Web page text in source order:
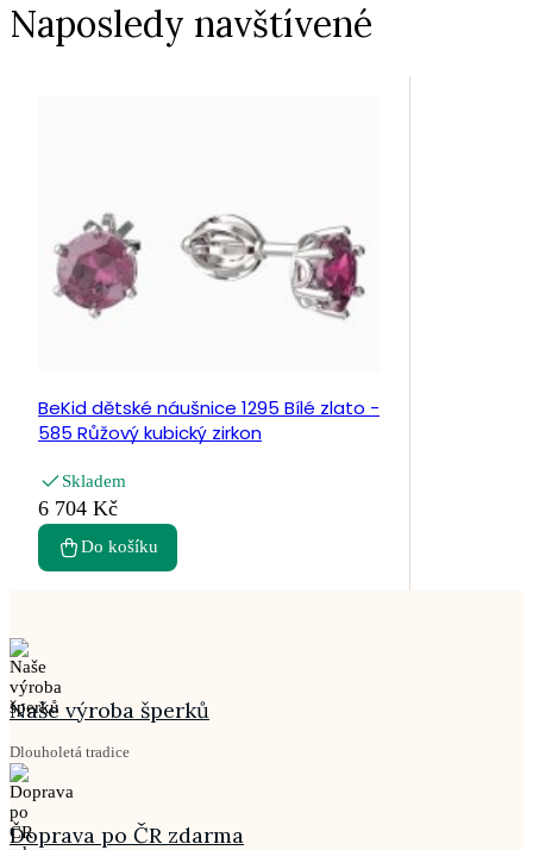
Naposledy navštívené
BeKid dětské náušnice 1295 Bílé zlato -
585 Růžový kubický zirkon
Skladem
6 704 Kč
Do košíku
Naše výroba šperků
Dlouholetá tradice
Doprava po ČR zdarma